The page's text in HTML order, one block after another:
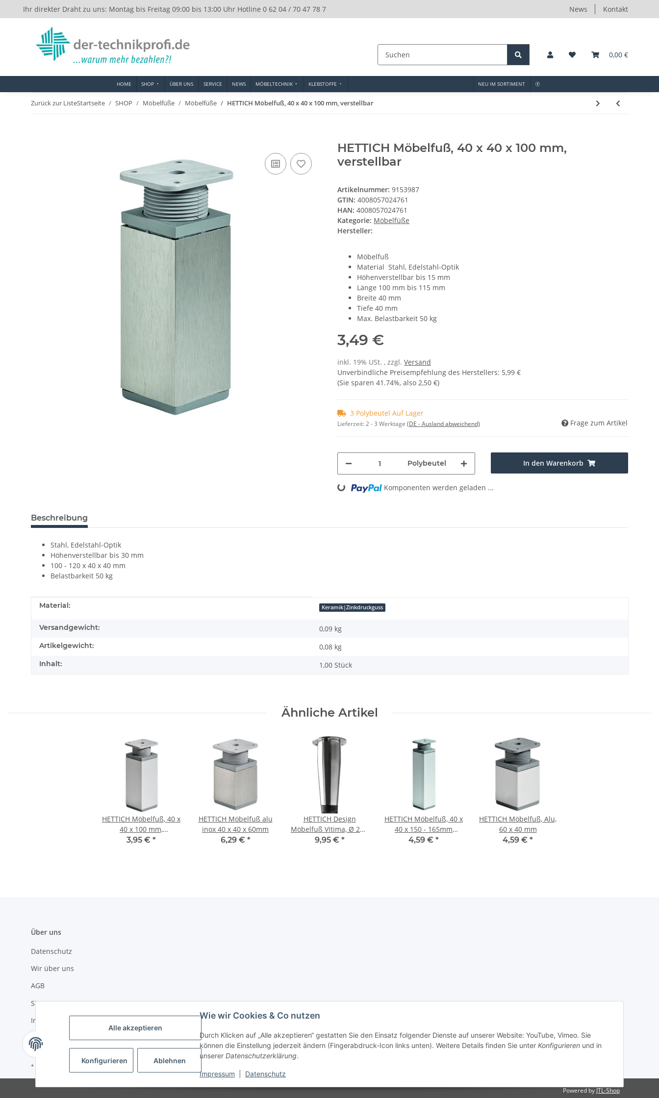
Alle akzeptieren
Konfigurieren Ablehnen
Wie wir Cookies & Co nutzen
Durch Klicken auf „Alle akzeptieren“ gestatten Sie den Einsatz folgender Dienste auf unserer Website: YouTube, Vimeo. Sie
können die Einstellung jederzeit ändern (Fingerabdruck-Icon links unten). Weitere Details finden Sie unter Konfigurieren und in
unserer Datenschutzerklärung.
Impressum Datenschutz
Ihr direkter Draht zu uns: Montag bis Freitag 09:00 bis 13:00 Uhr Hotline 0 62 04 / 70 47 78 7 News Kontakt
0,00 €
HOME SHOP ÜBER UNS SERVICE NEWS MÖBELTECHNIK KLEBSTOFFE NEU IM SORTIMENT
Zurück zur ListeStartseite SHOP Möbelfüße Möbelfüße HETTICH Möbelfuß, 40 x 40 x 100 mm, verstellbar
HETTICH Möbelfuß, 40 x 40 x 100 mm,
verstellbar
Artikelnummer: 9153987
GTIN: 4008057024761
HAN: 4008057024761
Kategorie: Möbelfüße
Hersteller:
Möbelfuß
Material Stahl, Edelstahl-Optik
Höhenverstellbar bis 15 mm
Länge 100 mm bis 115 mm
Breite 40 mm
Tiefe 40 mm
Max. Belastbarkeit 50 kg
3,49 €
inkl. 19% USt. , zzgl. Versand
Unverbindliche Preisempfehlung des Herstellers: 5,99 €
(Sie sparen 41.74%, also 2,50 €)
3 Polybeutel Auf Lager
Lieferzeit:2 - 3 Werktage (DE - Ausland abweichend) Frage zum Artikel
Polybeutel In den Warenkorb
Loading... Komponenten werden geladen ...
Beschreibung
Stahl, Edelstahl-Optik
Höhenverstellbar bis 30 mm
100 - 120 x 40 x 40 mm
Belastbarkeit 50 kg
Produkteigenschaft
Wert
Material: Keramik|Zinkdruckguss
Versandgewicht: 0,09 kg
Artikelgewicht: 0,08 kg
Inhalt: 1,00 Stück
Ähnliche Artikel
HETTICH Möbelfuß, 40 x
40 x 100 mm,
höhenverstellbar
3,95 € *
HETTICH Möbelfuß alu
inox 40 x 40 x 60mm
6,29 € *
HETTICH Design
Möbelfuß Vitima, Ø 23 -
32mm, H 100 m konisch
9,95 € *
HETTICH Möbelfuß, 40 x
40 x 150 - 165mm
höhenverstellbar, Stahl,
4,59 € *
HETTICH Möbelfuß, Alu,
60 x 40 mm
4,59 € *
Über uns
Datenschutz
Wir über uns
AGB
Sitemap
Impressum
Widerrufsrecht
* Alle Preise inkl. gesetzlicher USt., zzgl.
Powered by JTL-Shop